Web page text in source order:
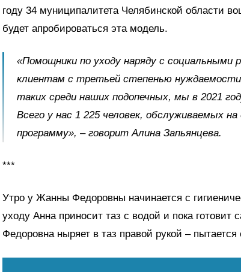
году 34 муниципалитета Челябинской области
будет апробироваться эта модель.
«Помощники по уходу наряду с социальными
клиентам с третьей степенью
таких среди наших подопечных, мы в 2021
Всего у нас 1 225 человек, обслуживаемых
программу», –говорит Алина Запьянцева.
***
Утро у Жанны Федоровны начинается с
уходу Анна приносит таз с водой и пока
Федоровна ныряет в таз правой рукой –пытается